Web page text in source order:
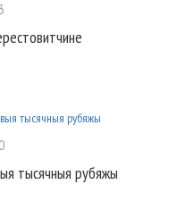
тысячныя рубяжы